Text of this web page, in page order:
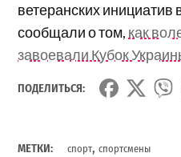
ветеранских
сообщали о том, как
завоевали Кубок
ПОДЕЛИТЬСЯ:
МЕТКИ: спорт,спортсмены